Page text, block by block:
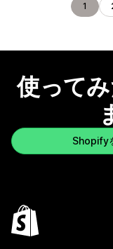
1
使って
Shopify